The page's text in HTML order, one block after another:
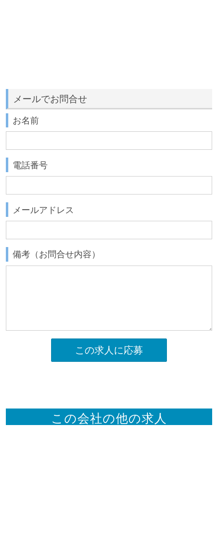
メールでお問合せ
お名前
電話番号
メールアドレス
備考（お問合せ内容）
この求人に応募
この会社の他の求人